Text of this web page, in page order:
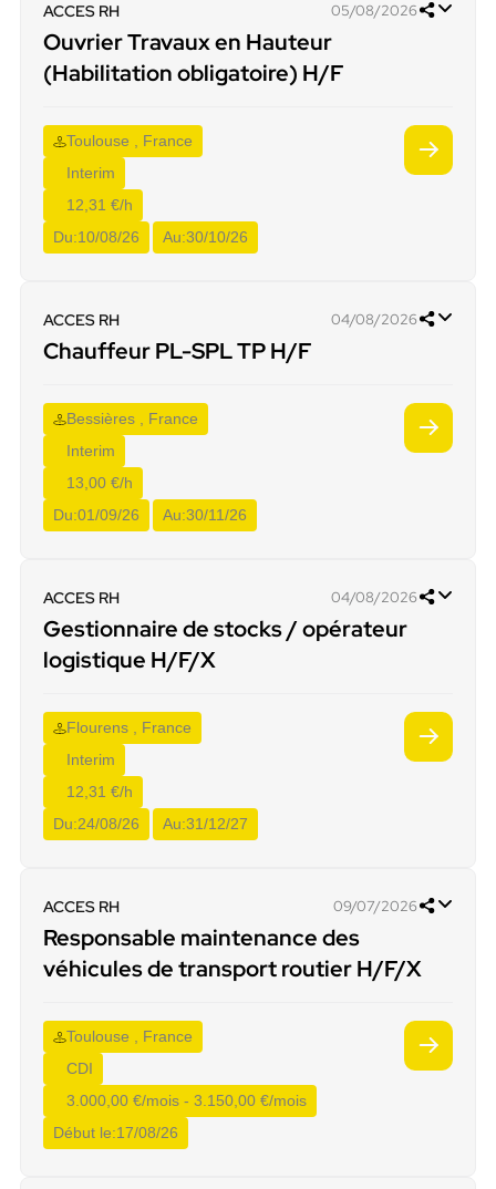
ACCES RH 05/08/2026
Ouvrier Travaux en Hauteur
(Habilitation obligatoire) H/F
Toulouse , France
Interim
12,31 €/h
Du:10/08/26 Au:30/10/26
ACCES RH 04/08/2026
Chauffeur PL-SPL TP H/F
Bessières , France
Interim
13,00 €/h
Du:01/09/26 Au:30/11/26
ACCES RH 04/08/2026
Gestionnaire de stocks / opérateur
logistique H/F/X
Flourens , France
Interim
12,31 €/h
Du:24/08/26 Au:31/12/27
ACCES RH 09/07/2026
Responsable maintenance des
véhicules de transport routier H/F/X
Toulouse , France
CDI
3.000,00 €/mois - 3.150,00 €/mois
Début le:17/08/26